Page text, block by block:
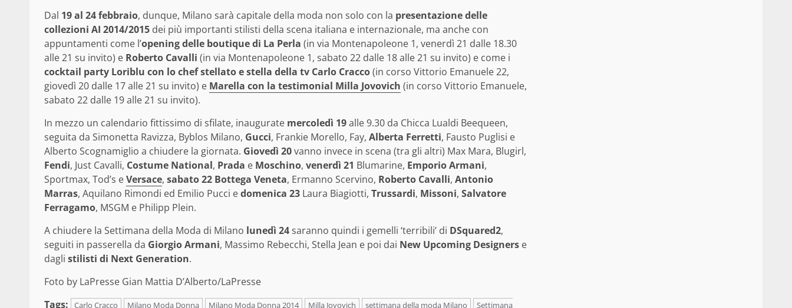
Dal 19 al 24 febbraio, dunque, Milano sarà capitale della moda non solo con la presentazione delle
collezioni AI 2014/2015 dei più importanti stilisti della scena italiana e internazionale, ma anche con
appuntamenti come l’opening delle boutique di La Perla (in via Montenapoleone 1, venerdì 21 dalle 18.30
alle 21 su invito) e Roberto Cavalli (in via Montenapoleone 1, sabato 22 dalle 18 alle 21 su invito) e come i
cocktail party Loriblu con lo chef stellato e stella della tv Carlo Cracco(in corso Vittorio Emanuele 22,
giovedì 20 dalle 17 alle 21 su invito) e Marella con la testimonial Milla Jovovich (in corso Vittorio Emanuele,
sabato 22 dalle 19 alle 21 su invito).
In mezzo un calendario fittissimo di sfilate, inaugurate mercoledì 19alle 9.30 da Chicca Lualdi Beequeen,
seguita da Simonetta Ravizza, Byblos Milano, Gucci, Frankie Morello, Fay, Alberta Ferretti, Fausto Puglisi e
Alberto Scognamiglio a chiudere la giornata. Giovedì 20vanno invece in scena (tra gli altri) Max Mara, Blugirl,
Fendi, Just Cavalli, Costume National, Prada e Moschino, venerdì 21 Blumarine, Emporio Armani,
Sportmax, Tod’s eVersace, sabato 22 Bottega Veneta, Ermanno Scervino, Roberto Cavalli, Antonio
Marras, Aquilano Rimondi ed Emilio Pucci edomenica 23 Laura Biagiotti, Trussardi, Missoni, Salvatore
Ferragamo, MSGM e Philipp Plein.
A chiudere la Settimana della Moda di Milano lunedì 24saranno quindi i gemelli ‘terribili’ di DSquared2,
seguiti in passerella da Giorgio Armani, Massimo Rebecchi, Stella Jean e poi dai New Upcoming Designers e
dagli stilisti di Next Generation.
Foto by LaPresse Gian Mattia D’Alberto/LaPresse
Tags:
Carlo Cracco Milano Moda Donna Milano Moda Donna 2014 Milla Jovovich settimana della moda Milano Settimana